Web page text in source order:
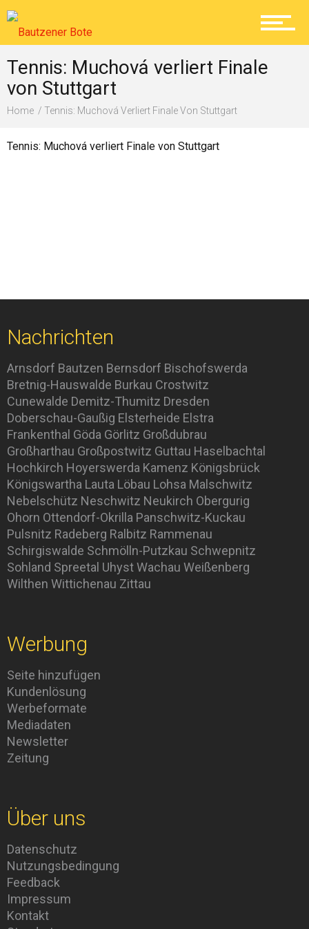
Lokal
Ratgeber
Service
Tennis: Muchová verliert Finale
von Stuttgart
Home Tennis: Muchová Verliert Finale Von Stuttgart
Tennis: Muchová verliert Finale von Stuttgart
Nachrichten
Arnsdorf Bautzen Bernsdorf Bischofswerda
Bretnig-Hauswalde Burkau Crostwitz
Cunewalde Demitz-Thumitz Dresden
Doberschau-Gaußig Elsterheide Elstra
Frankenthal Göda Görlitz Großdubrau
Großharthau Großpostwitz Guttau Haselbachtal
Hochkirch Hoyerswerda Kamenz Königsbrück
Königswartha Lauta Löbau Lohsa Malschwitz
Nebelschütz Neschwitz Neukirch Obergurig
Ohorn Ottendorf-Okrilla Panschwitz-Kuckau
Pulsnitz Radeberg Ralbitz Rammenau
Schirgiswalde Schmölln-Putzkau Schwepnitz
Sohland Spreetal UhystWachau Weißenberg
Wilthen Wittichenau Zittau
Werbung
Seite hinzufügen
Kundenlösung
Werbeformate
Mediadaten
Newsletter
Zeitung
Über uns
Datenschutz
Nutzungsbedingung
Feedback
Impressum
Kontakt